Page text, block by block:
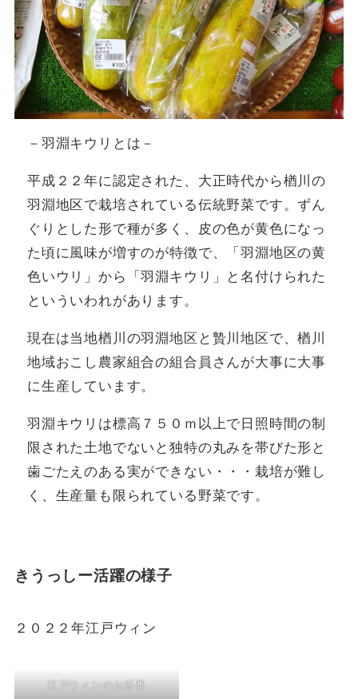
－羽淵キウリとは－
平成２２年に認定された、大正時代から楢川の
羽淵地区で栽培されている伝統野菜です。ずん
ぐりとした形で種が多く、皮の色が黄色になっ
た頃に風味が増すのが特徴で、「羽淵地区の黄
色いウリ」から「羽淵キウリ」と名付けられた
といういわれがあります。
現在は当地楢川の羽淵地区と贄川地区で、楢川
地域おこし農家組合の組合員さんが大事に大事
に生産しています。
羽淵キウリは標高７５０ｍ以上で日照時間の制
限された土地でないと独特の丸みを帯びた形と
歯ごたえのある実ができない・・・栽培が難し
く、生産量も限られている野菜です。
きうっしー活躍の様子
２０２２年江戸ウィン
江戸ウィンのお店番